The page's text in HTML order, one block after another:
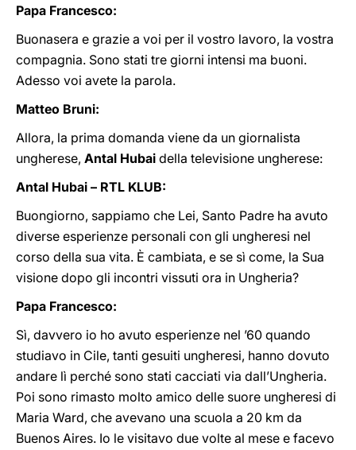
Papa Francesco:
Buonasera e grazie a voi per il vostro lavoro, la vostra
compagnia. Sono stati tre giorni intensi ma buoni.
Adesso voi avete la parola.
Matteo Bruni:
Allora, la prima domanda viene da un giornalista
ungherese, Antal Hubai della televisione ungherese:
Antal Hubai – RTL KLUB:
Buongiorno, sappiamo che Lei, Santo Padre ha avuto
diverse esperienze personali con gli ungheresi nel
corso della sua vita. È cambiata, e se sì come, la Sua
visione dopo gli incontri vissuti ora in Ungheria?
Papa Francesco:
Sì, davvero io ho avuto esperienze nel ’60 quando
studiavo in Cile, tanti gesuiti ungheresi, hanno dovuto
andare lì perché sono stati cacciati via dall’Ungheria.
Poi sono rimasto molto amico delle suore ungheresi di
Maria Ward, che avevano una scuola a 20 km da
Buenos Aires. Io le visitavo due volte al mese e facevo